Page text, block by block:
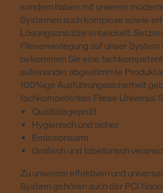
sondern haben mit unseren
Systemen auch komplexe sowie
Lösungsansätze entwickelt.
Fliesenverlegung auf unser System
bekommen Sie eine
aufeinander abgestimmte
100%ige Ausführungssicherheit
fachkompetentes Fliese Universal
Qualitätsgeprüft
Hygienisch und sicher
Emissionsarm
Grafisch und tabellarisch
Zu unserem effektiven und
System gehören auch der PCI